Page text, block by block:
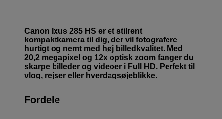
Canon Ixus 285 HS er et stilrent
kompaktkamera til dig, der vil fotografere
hurtigt og nemt med høj billedkvalitet. Med
20,2 megapixel og 12x optisk zoom fanger du
skarpe billeder og videoer i Full HD. Perfekt til
vlog, rejser eller hverdagsøjeblikke.
Fordele